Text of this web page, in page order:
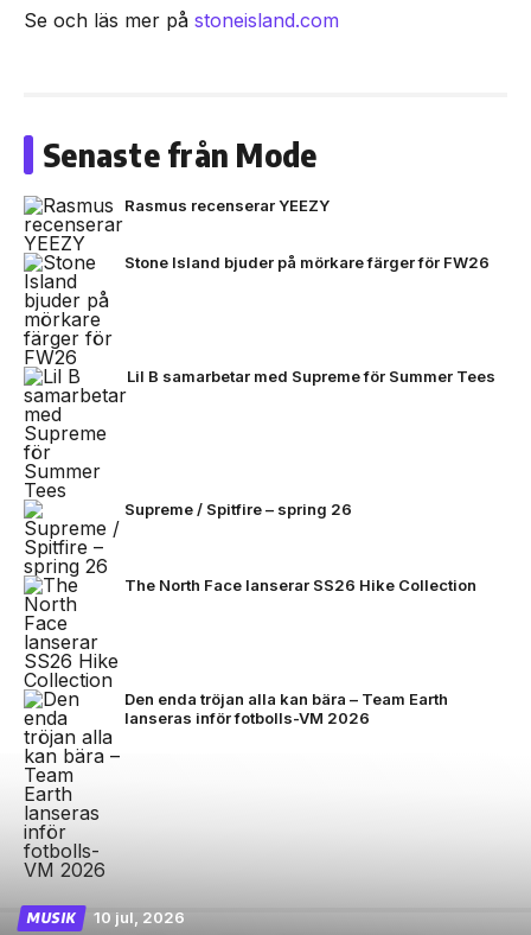
Se och läs mer på stoneisland.com
Senaste från Mode
Rasmus recenserar YEEZY
Stone Island bjuder på mörkare färger för FW26
Lil B samarbetar med Supreme för Summer Tees
Supreme / Spitfire – spring 26
The North Face lanserar SS26 Hike Collection
Den enda tröjan alla kan bära – Team Earth
lanseras inför fotbolls-VM 2026
MUSIK 10 jul, 2026